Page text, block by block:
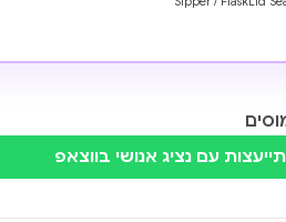
עם נציג אנושי בווצאפ